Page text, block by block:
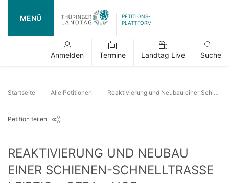
MENÜ
PETITIONS-
PLATTFORM
Anmelden Termine Landtag Live Suche
Startseite Alle Petitionen Reaktivierung und Neubau einer Schienen-Schnelltrasse Leipzig – Gera – Hof (Ostthüringen-Magistrale): Für den Anschluss an den Fernverkehr und die Stä
Petition teilen
REAKTIVIERUNG UND NEUBAU
EINER SCHIENEN-SCHNELLTRASSE